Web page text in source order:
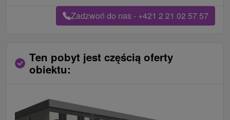
Zadzwoń do nas - +421 2 21 02 57 57
Ten pobyt jest częścią oferty
obiektu: